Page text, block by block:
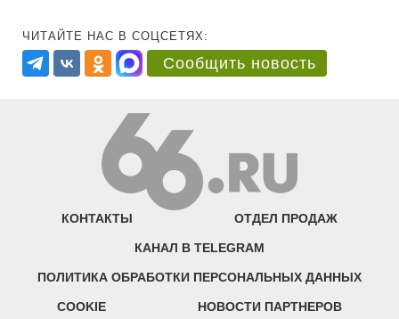
ЧИТАЙТЕ НАС В СОЦСЕТЯХ:
Сообщить новость
КОНТАКТЫ ОТДЕЛ ПРОДАЖ
КАНАЛ В TELEGRAM
ПОЛИТИКА ОБРАБОТКИ ПЕРСОНАЛЬНЫХ ДАННЫХ
COOKIE НОВОСТИ ПАРТНЕРОВ